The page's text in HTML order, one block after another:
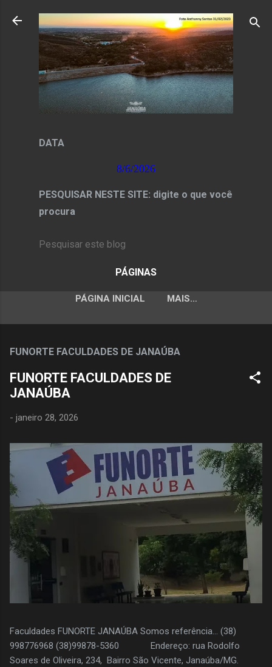
Pular para o conteúdo principal
DATA
8/6/2026
PESQUISAR NESTE SITE: digite o que você
procura
PÁGINAS
PÁGINA INICIAL MAIS…
FUNORTE FACULDADES DE JANAÚBA
FUNORTE FACULDADES DE
JANAÚBA
- janeiro 28, 2026
Faculdades FUNORTE JANAÚBA Somos referência... (38)
998776968 (38)99878-5360 Endereço: rua Rodolfo
Soares de Oliveira, 234, Bairro São Vicente, Janaúba/MG.